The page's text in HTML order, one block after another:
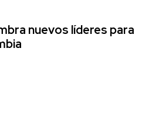
nuevos líderes para